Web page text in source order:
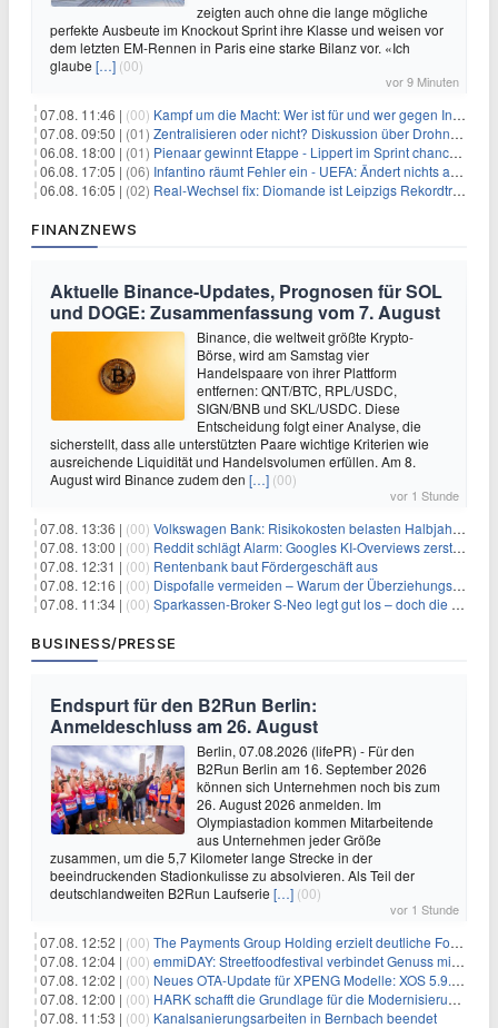
zeigten auch ohne die lange mögliche
perfekte Ausbeute im Knockout Sprint ihre Klasse und weisen vor
dem letzten EM-Rennen in Paris eine starke Bilanz vor. «Ich
glaube […] (00)
vor 9 Minuten
07.08. 11:46 | (00) Kampf um die Macht: Wer ist für und wer gegen Infantino?
07.08. 09:50 | (01) Zentralisieren oder nicht? Diskussion über Drohnenabwehr
06.08. 18:00 | (01) Pienaar gewinnt Etappe - Lippert im Sprint chancenlos
06.08. 17:05 | (06) Infantino räumt Fehler ein - UEFA: Ändert nichts an Boykott
06.08. 16:05 | (02) Real-Wechsel fix: Diomande ist Leipzigs Rekordtransfer
FINANZNEWS
Aktuelle Binance-Updates, Prognosen für SOL
und DOGE: Zusammenfassung vom 7. August
Binance, die weltweit größte Krypto-
Börse, wird am Samstag vier
Handelspaare von ihrer Plattform
entfernen: QNT/BTC, RPL/USDC,
SIGN/BNB und SKL/USDC. Diese
Entscheidung folgt einer Analyse, die
sicherstellt, dass alle unterstützten Paare wichtige Kriterien wie
ausreichende Liquidität und Handelsvolumen erfüllen. Am 8.
August wird Binance zudem den […] (00)
vor 1 Stunde
07.08. 13:36 | (00) Volkswagen Bank: Risikokosten belasten Halbjahresergebnis
07.08. 13:00 | (00) Reddit schlägt Alarm: Googles KI-Overviews zerstören das Traffic-Geschäftsmodell
07.08. 12:31 | (00) Rentenbank baut Fördergeschäft aus
07.08. 12:16 | (00) Dispofalle vermeiden – Warum der Überziehungskredit teurer ist als gedacht
07.08. 11:34 | (00) Sparkassen-Broker S-Neo legt gut los – doch die Schwachstellen bleiben
BUSINESS/PRESSE
Endspurt für den B2Run Berlin:
Anmeldeschluss am 26. August
Berlin, 07.08.2026 (lifePR) - Für den
B2Run Berlin am 16. September 2026
können sich Unternehmen noch bis zum
26. August 2026 anmelden. Im
Olympiastadion kommen Mitarbeitende
aus Unternehmen jeder Größe
zusammen, um die 5,7 Kilometer lange Strecke in der
beeindruckenden Stadionkulisse zu absolvieren. Als Teil der
deutschlandweiten B2Run Laufserie […] (00)
vor 1 Stunde
07.08. 12:52 | (00) The Payments Group Holding erzielt deutliche Fortschritte bei ihren AI-Projekten
07.08. 12:04 | (00) emmiDAY: Streetfoodfestival verbindet Genuss mit Engagement gegen Brustkrebs
07.08. 12:02 | (00) Neues OTA-Update für XPENG Modelle: XOS 5.9.5 erweitert Sicherheits-, Lade- und Komfortfunktionen
07.08. 12:00 | (00) HARK schafft die Grundlage für die Modernisierung seiner IBM i-Anwendungen
07.08. 11:53 | (00) Kanalsanierungsarbeiten in Bernbach beendet